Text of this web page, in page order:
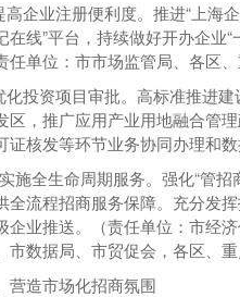
高企业注册便利度。推进“上海
在线”平台，持续做好开办企业
任单位：市市场监管局、各区
化投资项目审批。高标准推进
区，推广应用产业用地融合管
证核发等环节业务协同办理和
施全生命周期服务。强化“管
全流程招商服务保障。充分发
企业推送。（责任单位：市经
市数据局、市贸促会，各区、
营造市场化招商氛围